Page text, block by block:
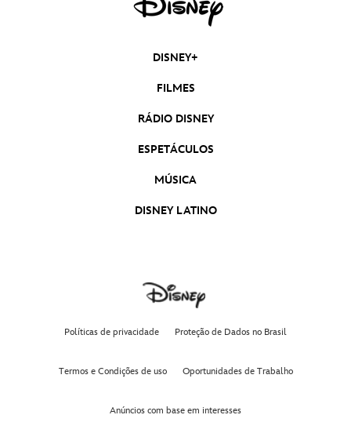
Mulher-Hulk: Defensora de Heróis | Estreia
Celebremos a Amizade
Cachinhos Dourados e Ursinho
Julho Amizabuloso
Spidey e Seus Amigos Espetaculares: Novos
DISNEY+
FILMES
RÁDIO DISNEY
ESPETÁCULOS
MÚSICA
DISNEY LATINO
Políticas de privacidade Proteção de Dados no Brasil
Termos e Condições de uso Oportunidades de Trabalho
Anúncios com base em interesses